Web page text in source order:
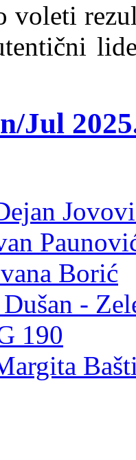
voleti
Jul
Borić
-
190